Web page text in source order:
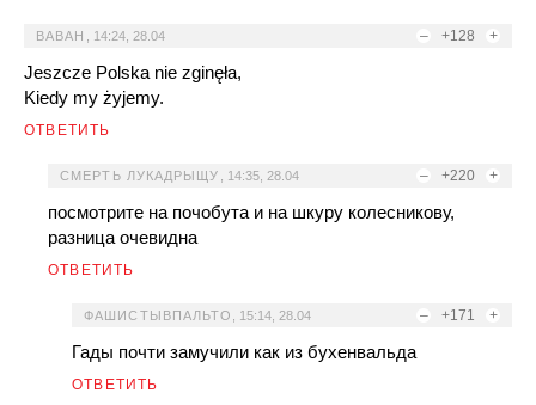
– +128 +
ВАВАН 14:24, 28.04
Jeszcze Polska nie zginęła,
Kiedy my żyjemy.
ОТВЕТИТЬ
– +220 +
СМЕРТЬ ЛУКАДРЫЩУ 14:35, 28.04
посмотрите на почобута и на шкуру колесникову,
разница очевидна
ОТВЕТИТЬ
– +171 +
ФАШИСТЫВПАЛЬТО 15:14, 28.04
Гады почти замучили как из бухенвальда
ОТВЕТИТЬ